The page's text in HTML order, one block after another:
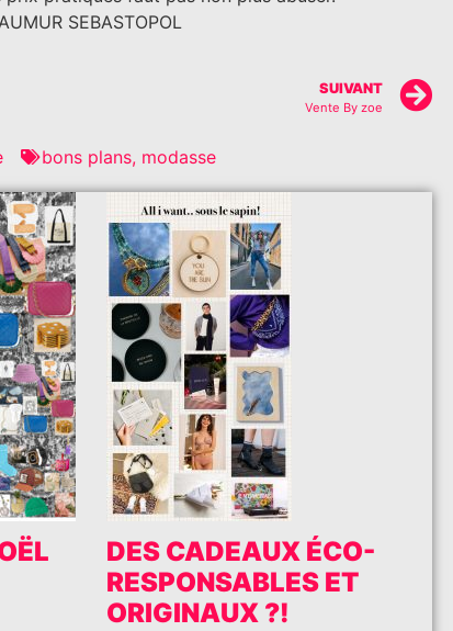
SEBASTOPOL
SUIVANT
Vente By zoe
bons plans, modasse
DES CADEAUX ÉCO-
RESPONSABLES ET
ORIGINAUX ?!